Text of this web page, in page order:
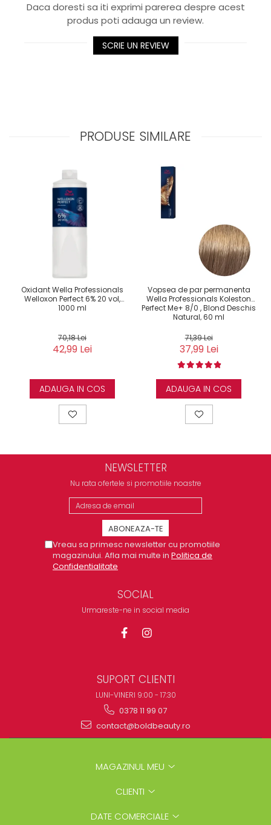
Daca doresti sa iti exprimi parerea despre acest
produs poti adauga un review.
SCRIE UN REVIEW
PRODUSE SIMILARE
Oxidant Wella Professionals
Welloxon Perfect 6% 20 vol,
1000 ml
70,18 Lei
42,99 Lei
ADAUGA IN COS
Vopsea de par permanenta
Wella Professionals Koleston
Perfect Me+ 8/0 , Blond Deschis
Natural, 60 ml
71,39 Lei
37,99 Lei
ADAUGA IN COS
NEWSLETTER
Nu rata ofertele si promotiile noastre
Vreau sa primesc newsletter cu promotiile
magazinului. Afla mai multe in Politica de
Confidentialitate
SOCIAL
Urmareste-ne in social media
SUPORT CLIENTI
LUNI-VINERI 9:00 - 17:30
0378 11 99 07
contact@boldbeauty.ro
MAGAZINUL MEU
CLIENTI
DATE COMERCIALE